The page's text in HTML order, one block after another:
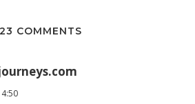
23 COMMENTS